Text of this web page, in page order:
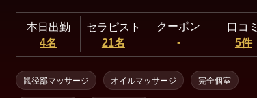
本日出勤
4名
セラピスト
21名
クーポン
-
口コミ
5件
鼠径部マッサージ オイルマッサージ 完全個室